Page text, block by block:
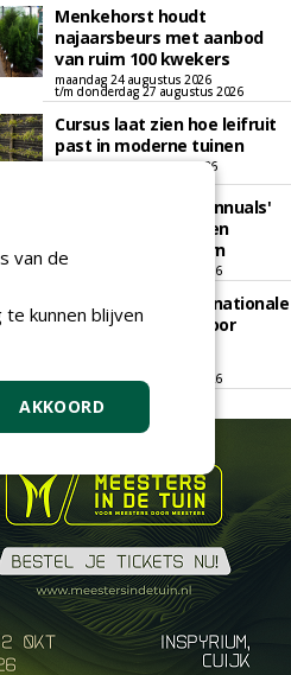
Menkehorst houdt
najaarsbeurs met aanbod
van ruim 100 kwekers
maandag 24 augustus 2026
t/m donderdag 27 augustus 2026
Cursus laat zien hoe leifruit
past in moderne tuinen
woensdag 26 augustus 2026
Vakdag 'All About Annuals'
zet eenjarige planten
centraal in Appeltern
donderdag 27 augustus 2026
GaLaBau 2026: internationale
ontmoetingsplek voor
t/m vrijdag 18 september 2026
van de
kunnen blijven
AKKOORD